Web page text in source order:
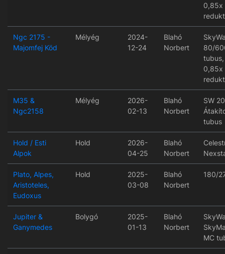
0,85x
Ngc 2175 -
Majomfej Köd
Mélyég
2024-
12-24
Blahó
Norbert
80/
0,85x
M35 &
Ngc2158
Mélyég
2026-
02-13
Blahó
Norbert
SW
tubus
Hold / Esti
Alpok
Hold
2026-
04-25
Blahó
Norbert
Plato, Alpes,
Aristoteles,
Eudoxus
Hold
2025-
03-08
Blahó
Norbert
180/
Jupiter &
Ganymedes
Bolygó
2025-
01-13
Blahó
Norbert
MC